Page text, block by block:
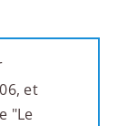
et
"Le